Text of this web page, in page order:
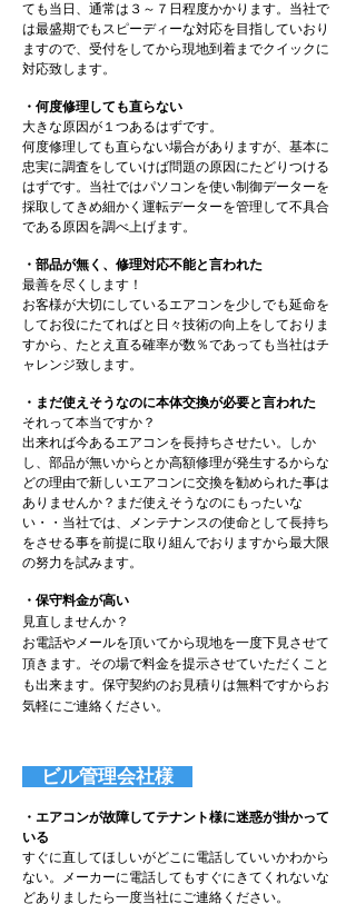
ても当日、通常は３～７日程度かかります。当社で
は最盛期でもスピーディーな対応を目指していおり
ますので、受付をしてから現地到着までクイックに
対応致します。
・何度修理しても直らない
大きな原因が１つあるはずです。
何度修理しても直らない場合がありますが、基本に
忠実に調査をしていけば問題の原因にたどりつける
はずです。当社ではパソコンを使い制御データーを
採取してきめ細かく運転データーを管理して不具合
である原因を調べ上げます。
・部品が無く、修理対応不能と言われた
最善を尽くします！
お客様が大切にしているエアコンを少しでも延命を
してお役にたてればと日々技術の向上をしておりま
すから、たとえ直る確率が数％であっても当社はチ
ャレンジ致します。
・まだ使えそうなのに本体交換が必要と言われた
それって本当ですか？
出来れば今あるエアコンを長持ちさせたい。しか
し、部品が無いからとか高額修理が発生するからな
どの理由で新しいエアコンに交換を勧められた事は
ありませんか？まだ使えそうなのにもったいな
い・・当社では、メンテナンスの使命として長持ち
をさせる事を前提に取り組んでおりますから最大限
の努力を試みます。
・保守料金が高い
見直しませんか？
お電話やメールを頂いてから現地を一度下見させて
頂きます。その場で料金を提示させていただくこと
も出来ます。保守契約のお見積りは無料ですからお
気軽にご連絡ください。
ビル管理会社様
・エアコンが故障してテナント様に迷惑が掛かって
いる
すぐに直してほしいがどこに電話していいかわから
ない。メーカーに電話してもすぐにきてくれないな
どありましたら一度当社にご連絡ください。